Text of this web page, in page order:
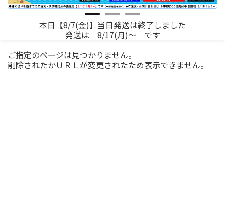
本日【8/7(金)】当日発送は終了しました
発送は 8/17(月)～ です
ご指定のページは見つかりません。
削除されたかＵＲＬが変更されたため表示できません。